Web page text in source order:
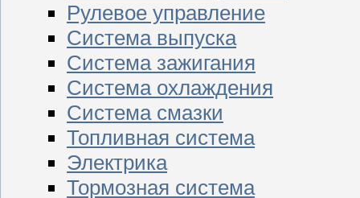
Рулевое управление
Система выпуска
Система зажигания
Система охлаждения
Система смазки
Топливная система
Электрика
Тормозная система